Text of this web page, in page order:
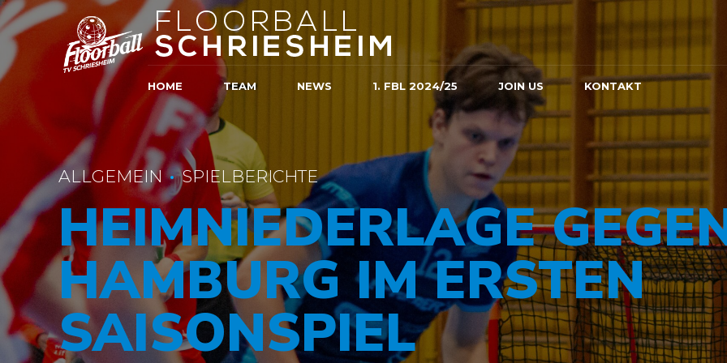
HOME TEAM NEWS 1. FBL 2024/25 JOIN US KONTAKT
ALLGEMEIN SPIELBERICHTE
HEIMNIEDERLAGE
HAMBURG IM ERSTEN
SAISONSPIEL